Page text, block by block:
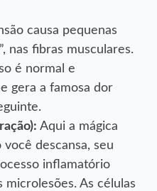
causa pequenas
nas fibras musculares.
é normal e
gera a famosa dor
Aqui a mágica
descansa, seu
inflamatório
microlesões. As células